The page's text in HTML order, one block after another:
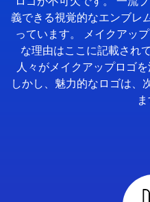
義できる視覚的なエンブレ
っています。 メイクアッ
な理由はここに記載され
人々がメイクアップロゴ
しかし、魅力的なロゴは、
ま